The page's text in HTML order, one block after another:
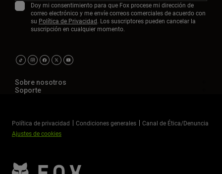
Doy mi consentimiento para que Fox procese mi dirección de
correo electrónico y me envíe correos comerciales de acuerdo con
su Política de Privacidad. Los suscriptores pueden cancelar la
suscripción en cualquier momento.
Sobre nosotros
Soporte
Política de privacidad Condiciones generales
Canal de Ética/Denuncia
Ajustes de cookies